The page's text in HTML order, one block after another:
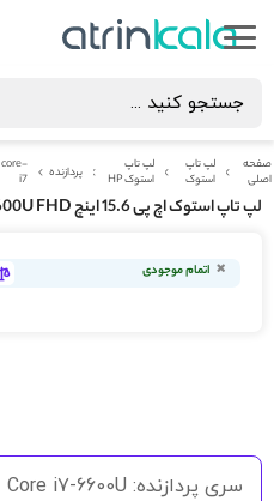
صفحه
اصلی
لپ تاپ
استوک
لپ تاپ
استوک HP
پردازنده
core-
i7
لپ تاپ استوک اچ پی 15.6 اینچ NOTEBOOK 15 CORE I7-6600U FHD
اتمام موجودی
سری پردازنده: Core i7-6600U